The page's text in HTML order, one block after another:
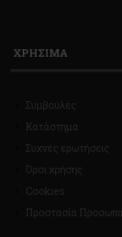
ΧΡΗΣΙΜΑ
Συμβουλές
Κατάστημα
Συχνές ερωτήσεις
Όροι χρήσης
Cookies
Προστασία